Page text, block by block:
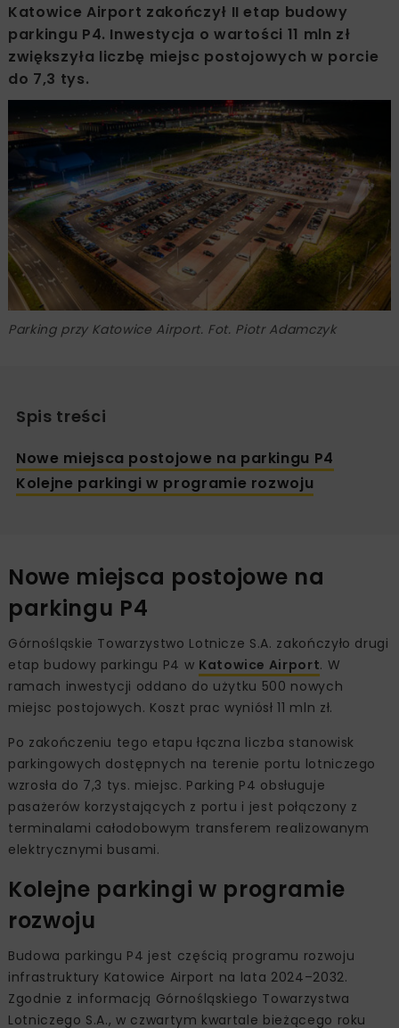
Katowice Airport zakończył II etap budowy
parkingu P4. Inwestycja o wartości 11 mln zł
zwiększyła liczbę miejsc postojowych w porcie
do 7,3 tys.
Parking przy Katowice Airport. Fot. Piotr Adamczyk
Spis treści
Nowe miejsca postojowe na parkingu P4
Kolejne parkingi w programie rozwoju
Nowe miejsca postojowe na
parkingu P4
Górnośląskie Towarzystwo Lotnicze S.A. zakończyło drugi
etap budowy parkingu P4 w Katowice Airport. W
ramach inwestycji oddano do użytku 500 nowych
miejsc postojowych. Koszt prac wyniósł 11 mln zł.
Po zakończeniu tego etapu łączna liczba stanowisk
parkingowych dostępnych na terenie portu lotniczego
wzrosła do 7,3 tys. miejsc. Parking P4 obsługuje
pasażerów korzystających z portu i jest połączony z
terminalami całodobowym transferem realizowanym
elektrycznymi busami.
Kolejne parkingi w programie
rozwoju
Budowa parkingu P4 jest częścią programu rozwoju
infrastruktury Katowice Airport na lata 2024–2032.
Zgodnie z informacją Górnośląskiego Towarzystwa
Lotniczego S.A., w czwartym kwartale bieżącego roku